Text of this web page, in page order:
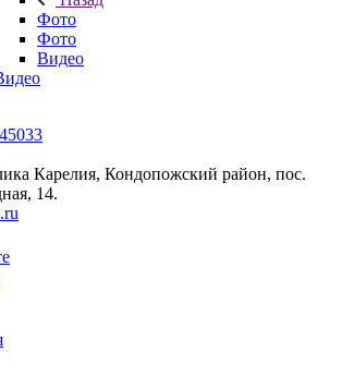
Фото
Фото
Видео
Карелия, Кондопожский район, пос.
14.